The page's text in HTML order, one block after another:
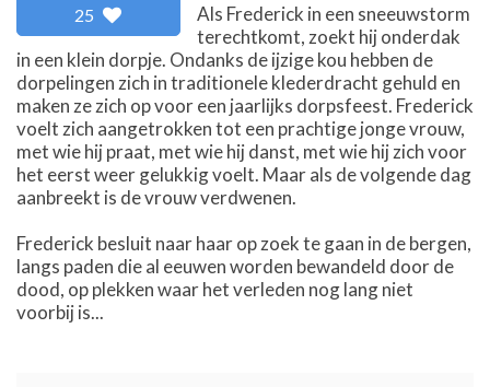
25
Als Frederick in een sneeuwstorm
terechtkomt, zoekt hij onderdak
in een klein dorpje. Ondanks de ijzige kou hebben de
dorpelingen zich in traditionele klederdracht gehuld en
maken ze zich op voor een jaarlijks dorpsfeest. Frederick
voelt zich aangetrokken tot een prachtige jonge vrouw,
met wie hij praat, met wie hij danst, met wie hij zich voor
het eerst weer gelukkig voelt. Maar als de volgende dag
aanbreekt is de vrouw verdwenen.
Frederick besluit naar haar op zoek te gaan in de bergen,
langs paden die al eeuwen worden bewandeld door de
dood, op plekken waar het verleden nog lang niet
voorbij is...